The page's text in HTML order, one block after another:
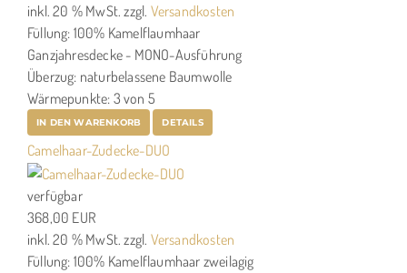
inkl. 20 % MwSt. zzgl. Versandkosten
Füllung: 100% Kamelflaumhaar
Ganzjahresdecke - MONO-Ausführung
Überzug: naturbelassene Baumwolle
Wärmepunkte: 3 von 5
IN DEN WARENKORB DETAILS
Camelhaar-Zudecke-DUO
verfügbar
368,00 EUR
inkl. 20 % MwSt. zzgl. Versandkosten
Füllung: 100% Kamelflaumhaar zweilagig